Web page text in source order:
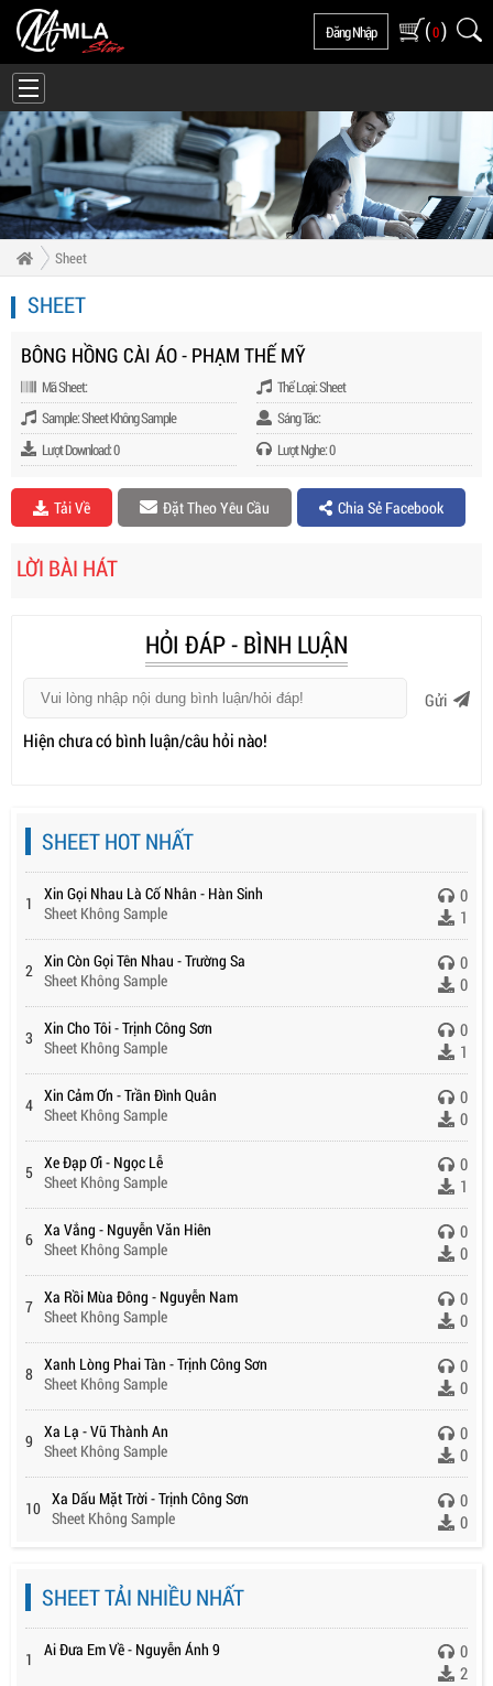
Đăng Nhập (0)
Sheet
SHEET
BÔNG HỒNG CÀI ÁO - PHẠM THẾ MỸ
Mã Sheet:
Thể Loại: Sheet
Sample: Sheet Không Sample
Sáng Tác:
Lượt Download: 0
Lượt Nghe: 0
Tải Về Đặt Theo Yêu Cầu Chia Sẻ Facebook
LỜI BÀI HÁT
HỎI ĐÁP - BÌNH LUẬN
Gửi
Hiện chưa có bình luận/câu hỏi nào!
SHEET HOT NHẤT
1
Xin Gọi Nhau Là Cố Nhân - Hàn Sinh
Sheet Không Sample
0
1
2 Xin Còn Gọi Tên Nhau - Trường Sa
Sheet Không Sample
0
0
3 Xin Cho Tôi - Trịnh Công Sơn
Sheet Không Sample
0
1
4 Xin Cảm Ơn - Trần Đình Quân
Sheet Không Sample
0
0
5 Xe Đạp Ơi - Ngọc Lễ
Sheet Không Sample
0
1
6 Xa Vắng - Nguyễn Văn Hiên
Sheet Không Sample
0
0
7 Xa Rồi Mùa Đông - Nguyễn Nam
Sheet Không Sample
0
0
8 Xanh Lòng Phai Tàn - Trịnh Công Sơn
Sheet Không Sample
0
0
9 Xa Lạ - Vũ Thành An
Sheet Không Sample
0
0
10 Xa Dấu Mặt Trời - Trịnh Công Sơn
Sheet Không Sample
0
0
SHEET TẢI NHIỀU NHẤT
1 Ai Đưa Em Về - Nguyễn Ánh 9
0
2